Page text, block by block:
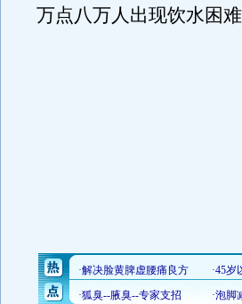
万点八万人出现饮水困